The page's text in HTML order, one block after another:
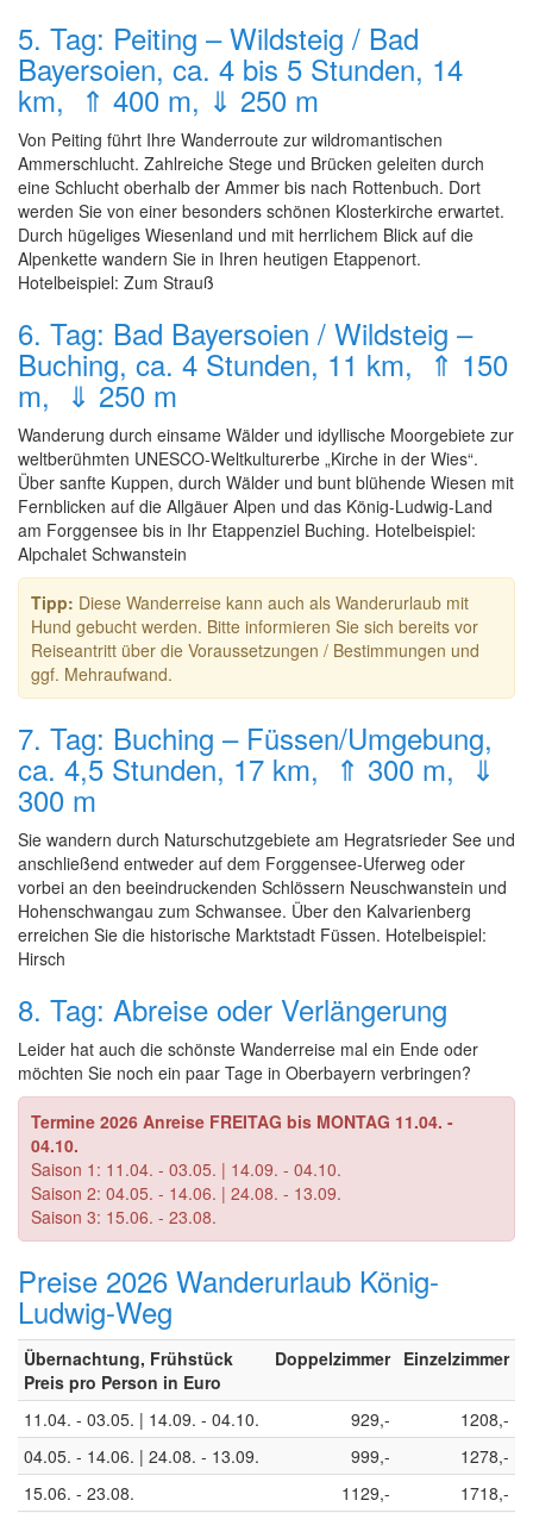
5. Tag: Peiting – Wildsteig / Bad
Bayersoien, ca. 4 bis 5 Stunden, 14
km, ⇑ 400 m, ⇓ 250 m
Von Peiting führt Ihre Wanderroute zur wildromantischen
Ammerschlucht. Zahlreiche Stege und Brücken geleiten durch
eine Schlucht oberhalb der Ammer bis nach Rottenbuch. Dort
werden Sie von einer besonders schönen Klosterkirche erwartet.
Durch hügeliges Wiesenland und mit herrlichem Blick auf die
Alpenkette wandern Sie in Ihren heutigen Etappenort.
Hotelbeispiel: Zum Strauß
6. Tag: Bad Bayersoien / Wildsteig –
Buching, ca. 4 Stunden, 11 km, ⇑ 150
m, ⇓ 250 m
Wanderung durch einsame Wälder und idyllische Moorgebiete zur
weltberühmten UNESCO-Weltkulturerbe „Kirche in der Wies“.
Über sanfte Kuppen, durch Wälder und bunt blühende Wiesen mit
Fernblicken auf die Allgäuer Alpen und das König-Ludwig-Land
am Forggensee bis in Ihr Etappenziel Buching. Hotelbeispiel:
Alpchalet Schwanstein
Tipp: Diese Wanderreise kann auch als Wanderurlaub mit
Hund gebucht werden. Bitte informieren Sie sich bereits vor
Reiseantritt über die Voraussetzungen / Bestimmungen und
ggf. Mehraufwand.
7. Tag: Buching – Füssen/Umgebung,
ca. 4,5 Stunden, 17 km, ⇑ 300 m, ⇓
300 m
Sie wandern durch Naturschutzgebiete am Hegratsrieder See und
anschließend entweder auf dem Forggensee-Uferweg oder
vorbei an den beeindruckenden Schlössern Neuschwanstein und
Hohenschwangau zum Schwansee. Über den Kalvarienberg
erreichen Sie die historische Marktstadt Füssen. Hotelbeispiel:
Hirsch
8. Tag: Abreise oder Verlängerung
Leider hat auch die schönste Wanderreise mal ein Ende oder
möchten Sie noch ein paar Tage in Oberbayern verbringen?
Termine 2026 Anreise FREITAG bis MONTAG 11.04. -
04.10.
Saison 1: 11.04. - 03.05. | 14.09. - 04.10.
Saison 2: 04.05. - 14.06. | 24.08. - 13.09.
Saison 3: 15.06. - 23.08.
Preise 2026 Wanderurlaub König-
Ludwig-Weg
Übernachtung, Frühstück
Preis pro Person in Euro
Doppelzimmer Einzelzimmer
11.04. - 03.05. | 14.09. - 04.10. 929,-
1208,-
04.05. - 14.06. | 24.08. - 13.09.
999,-
1278,-
15.06. - 23.08.
1129,- 1718,-